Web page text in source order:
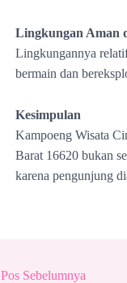
Lingkungan Aman
Lingkungannya
bermain dan
Kesimpulan
Kampoeng Wisata
Barat 16620 bukan
karena pengunjung
Pos Sebelumnya